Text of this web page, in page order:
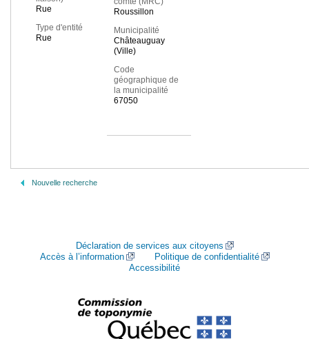
Rue
Type d'entité
Rue
Roussillon
Municipalité
Châteauguay
(Ville)
Code
géographique de
la municipalité
67050
Nouvelle recherche
Déclaration de services aux citoyens
Accès à l’information
Politique de confidentialité
Accessibilité